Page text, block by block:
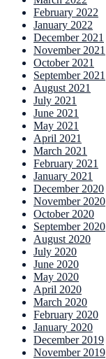
February 2022
January 2022
December 2021
November 2021
October 2021
September 2021
August 2021
July 2021
June 2021
May 2021
April 2021
March 2021
February 2021
January 2021
December 2020
November 2020
October 2020
September 2020
August 2020
July 2020
June 2020
May 2020
April 2020
March 2020
February 2020
January 2020
December 2019
November 2019